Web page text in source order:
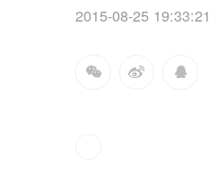
2015-08-25 19:33:21